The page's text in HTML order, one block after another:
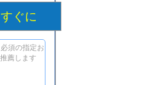
すぐに